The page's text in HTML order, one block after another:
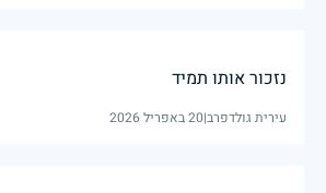
נזכור אותו תמיד
עירית גולדפרב|20 באפריל 2026